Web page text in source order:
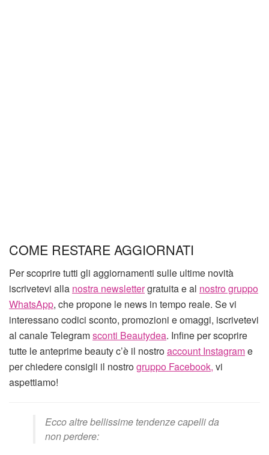
COME RESTARE AGGIORNATI
Per scoprire tutti gli aggiornamenti sulle ultime novità
iscrivetevi alla nostra newslettergratuita e al nostro gruppo
WhatsApp, che propone le news in tempo reale. Se vi
interessano codici sconto, promozioni e omaggi, iscrivetevi
al canale Telegramsconti Beautydea. Infine per scoprire
tutte le anteprime beauty c’è il nostroaccount Instagrame
per chiedere consigli il nostrogruppo Facebook, vi
aspettiamo!
Ecco altre bellissime tendenze capelli da
non perdere: